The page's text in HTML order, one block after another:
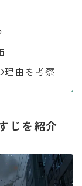
理由を考察
じを紹介